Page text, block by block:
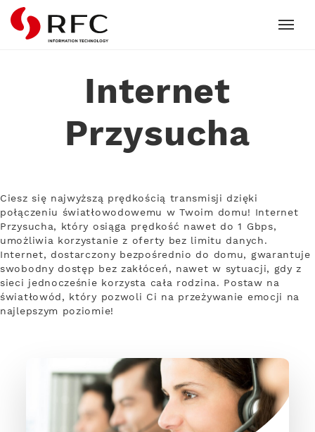
RFC
Internet
Przysucha
Ciesz się najwyższą prędkością transmisji dzięki
połączeniu światłowodowemu w Twoim domu! Internet
Przysucha, który osiąga prędkość nawet do 1 Gbps,
umożliwia korzystanie z oferty bez limitu danych.
Internet, dostarczony bezpośrednio do domu, gwarantuje
swobodny dostęp bez zakłóceń, nawet w sytuacji, gdy z
sieci jednocześnie korzysta cała rodzina. Postaw na
światłowód, który pozwoli Ci na przeżywanie emocji na
najlepszym poziomie!